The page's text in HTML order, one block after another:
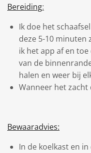
Bereiding:
Ik doe het
deze 5-10
ik het app af en
van de
halen en weer bij
Wanneer het
Bewaaradvies:
In de koelkast en